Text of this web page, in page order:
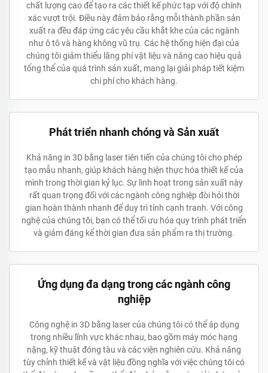
chất lượng cao để tạo ra các thiết kế phức tạp với độ chính
xác vượt trội. Điều này đảm bảo rằng mỗi thành phần sản
xuất ra đều đáp ứng các yêu cầu khắt khe của các ngành
như ô tô và hàng không vũ trụ. Các hệ thống hiện đại của
chúng tôi giảm thiểu lãng phí vật liệu và nâng cao hiệu quả
tổng thể của quá trình sản xuất, mang lại giải pháp tiết kiệm
chi phí cho khách hàng.
Phát triển nhanh chóng và Sản xuất
Khả năng in 3D bằng laser tiên tiến của chúng tôi cho phép
tạo mẫu nhanh, giúp khách hàng hiện thực hóa thiết kế của
mình trong thời gian kỷ lục. Sự linh hoạt trong sản xuất này
rất quan trọng đối với các ngành công nghiệp đòi hỏi thời
gian hoàn thành nhanh để duy trì tính cạnh tranh. Với công
nghệ của chúng tôi, bạn có thể tối ưu hóa quy trình phát triển
và giảm đáng kể thời gian đưa sản phẩm ra thị trường.
Ứng dụng đa dạng trong các ngành công
nghiệp
Công nghệ in 3D bằng laser của chúng tôi có thể áp dụng
trong nhiều lĩnh vực khác nhau, bao gồm máy móc hạng
nặng, kỹ thuật đóng tàu và các viện nghiên cứu. Khả năng
tùy chỉnh thiết kế và vật liệu đồng nghĩa với việc chúng tôi có